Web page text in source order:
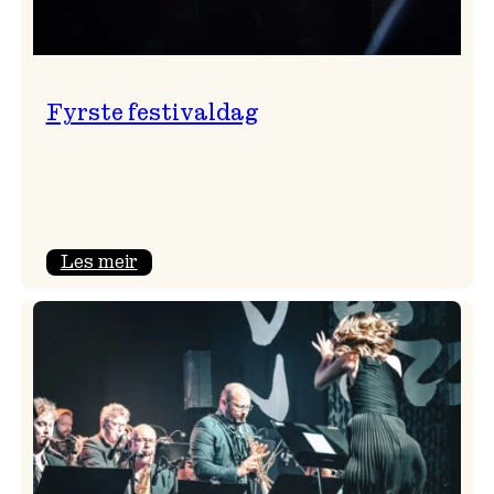
Fyrste festivaldag
Les meir: